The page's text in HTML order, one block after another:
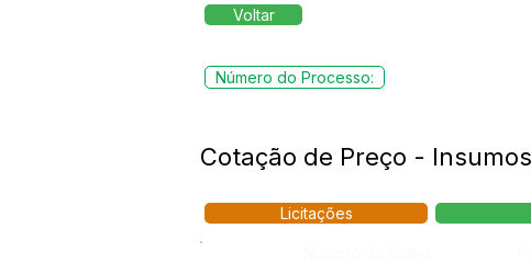
Voltar
Número do Processo:
Cotação de Preço -
Licitações